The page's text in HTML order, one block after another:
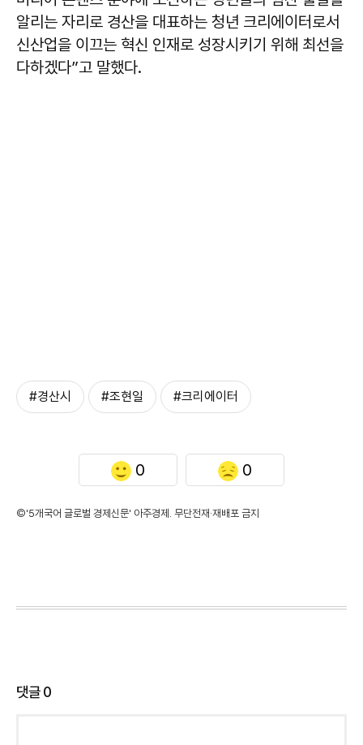
알리는 자리로 경산을 대표하는 청년 크리에이터로서
신산업을 이끄는 혁신 인재로 성장시키기 위해 최선을
다하겠다”고 말했다.
#경산시 #조현일 #크리에이터
0 0
©'5개국어 글로벌 경제신문' 아주경제. 무단전재·재배포 금지
댓글0